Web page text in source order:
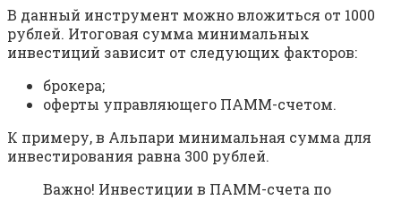
В данный инструмент можно вложиться от 1000
рублей. Итоговая сумма минимальных
инвестиций зависит от следующих факторов:
брокера;
оферты управляющего ПАММ-счетом.
К примеру, в Альпари минимальная сумма для
инвестирования равна 300 рублей.
Важно! Инвестиции в ПАММ-счета по